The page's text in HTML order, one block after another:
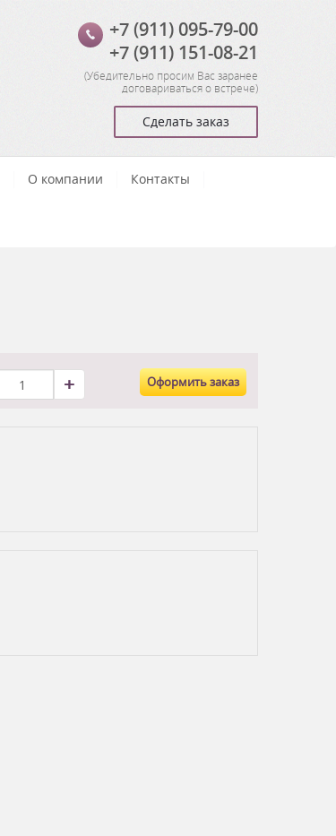
+7 (911) 095-79-00
+7 (911) 151-08-21
(Убедительно просим Вас заранее
договариваться о встрече)
Сделать заказ
О компании Контакты
+ Оформить заказ